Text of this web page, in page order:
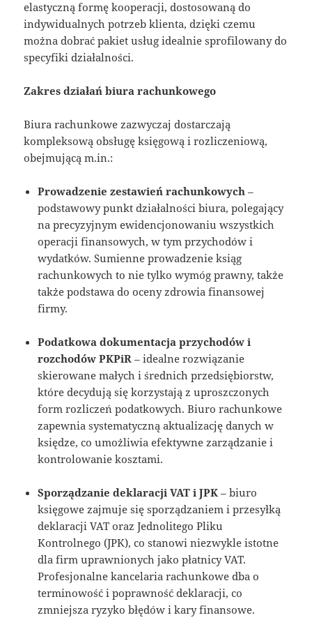
elastyczną formę kooperacji, dostosowaną do
indywidualnych potrzeb klienta, dzięki czemu
można dobrać pakiet usług idealnie sprofilowany do
specyfiki działalności.
Zakres działań biura rachunkowego
Biura rachunkowe zazwyczaj dostarczają
kompleksową obsługę księgową i rozliczeniową,
obejmującą m.in.:
Prowadzenie zestawień rachunkowych –
podstawowy punkt działalności biura, polegający
na precyzyjnym ewidencjonowaniu wszystkich
operacji finansowych, w tym przychodów i
wydatków. Sumienne prowadzenie ksiąg
rachunkowych to nie tylko wymóg prawny, także
także podstawa do oceny zdrowia finansowej
firmy.
Podatkowa dokumentacja przychodów i
rozchodów PKPiR – idealne rozwiązanie
skierowane małych i średnich przedsiębiorstw,
które decydują się korzystają z uproszczonych
form rozliczeń podatkowych. Biuro rachunkowe
zapewnia systematyczną aktualizację danych w
księdze, co umożliwia efektywne zarządzanie i
kontrolowanie kosztami.
Sporządzanie deklaracji VAT i JPK – biuro
księgowe zajmuje się sporządzaniem i przesyłką
deklaracji VAT oraz Jednolitego Pliku
Kontrolnego (JPK), co stanowi niezwykle istotne
dla firm uprawnionych jako płatnicy VAT.
Profesjonalne kancelaria rachunkowe dba o
terminowość i poprawność deklaracji, co
zmniejsza ryzyko błędów i kary finansowe.